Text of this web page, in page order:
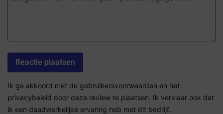
Ik ga akkoord met de gebruikersvoorwaarden en het
privacybeleid door deze review te plaatsen. Ik verklaar ook dat
ik een daadwerkelijke ervaring heb met dit bedrijf.